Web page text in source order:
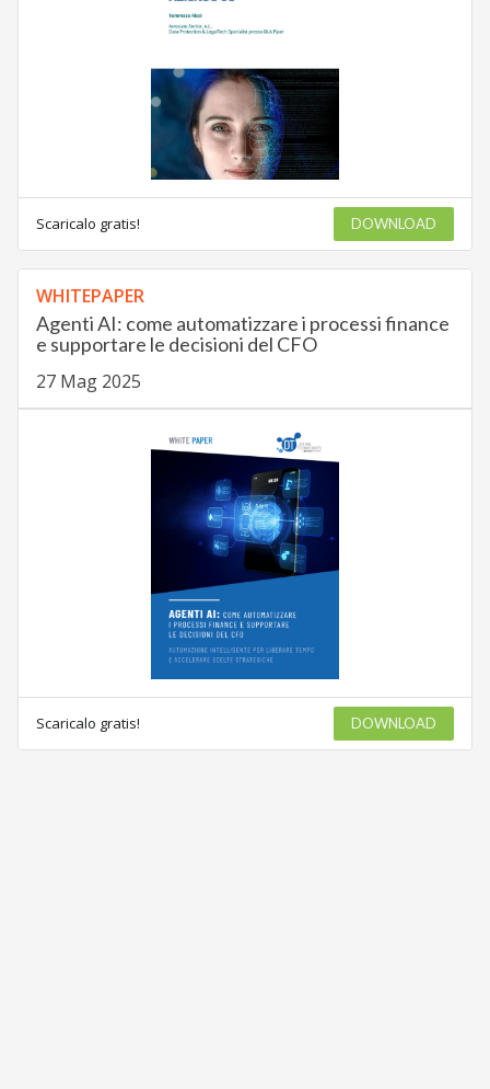
Scaricalo gratis! DOWNLOAD
WHITEPAPER
Agenti AI: come automatizzare i processi finance
e supportare le decisioni del CFO
27 Mag 2025
Scaricalo gratis! DOWNLOAD